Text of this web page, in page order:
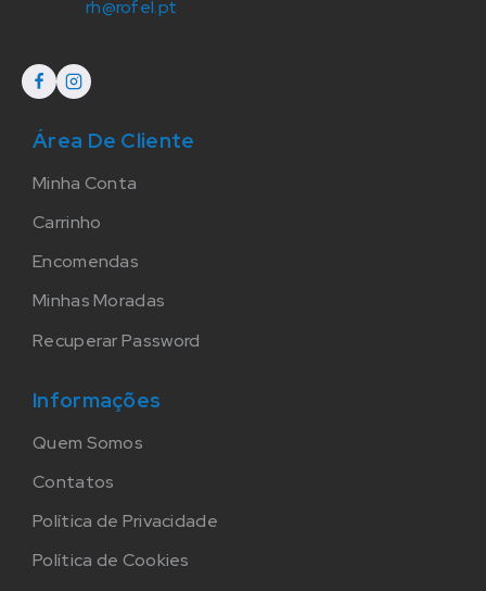
rh@rofel.pt
Área De Cliente
Minha Conta
Carrinho
Encomendas
Minhas Moradas
Recuperar Password
Informações
Quem Somos
Contatos
Política de Privacidade
Política de Cookies